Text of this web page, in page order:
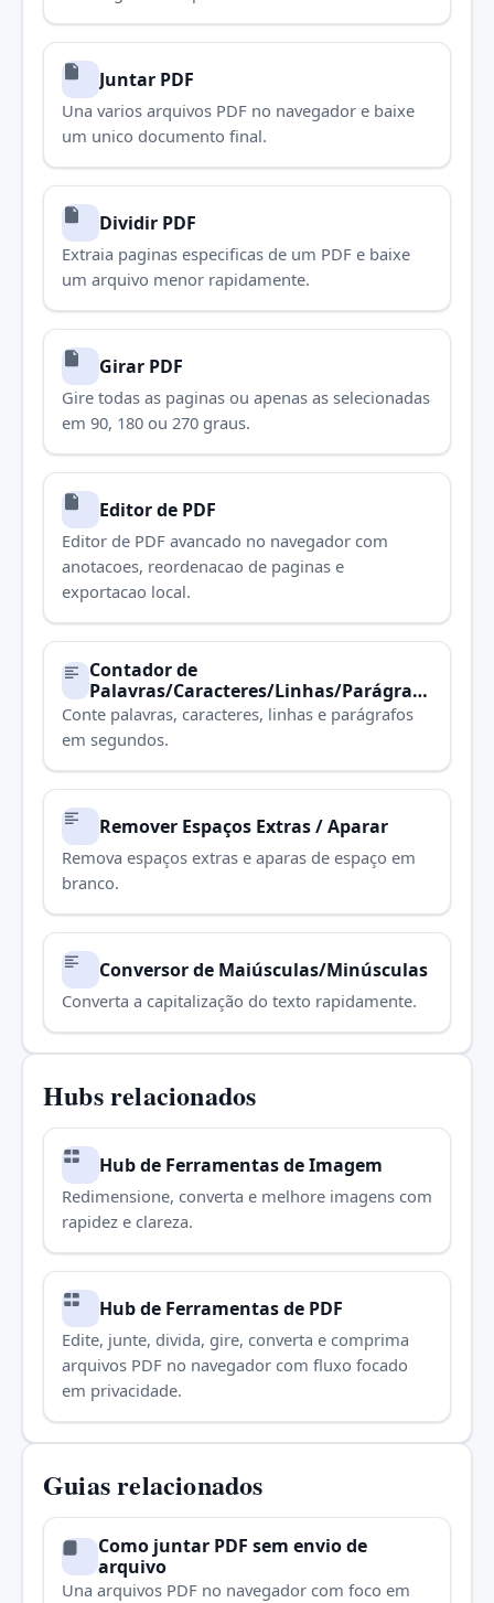
rapidamente.
Juntar PDF
Una varios arquivos PDF no navegador e baixe
um unico documento final.
Dividir PDF
Extraia paginas especificas de um PDF e baixe
um arquivo menor rapidamente.
Girar PDF
Gire todas as paginas ou apenas as selecionadas
em 90, 180 ou 270 graus.
Editor de PDF
Editor de PDF avancado no navegador com
anotacoes, reordenacao de paginas e
exportacao local.
Contador de
Palavras/Caracteres/Linhas/Parágrafo
s
Conte palavras, caracteres, linhas e parágrafos
em segundos.
Remover Espaços Extras / Aparar
Remova espaços extras e aparas de espaço em
branco.
Conversor de Maiúsculas/Minúsculas
Converta a capitalização do texto rapidamente.
Hubs relacionados
Hub de Ferramentas de Imagem
Redimensione, converta e melhore imagens com
rapidez e clareza.
Hub de Ferramentas de PDF
Edite, junte, divida, gire, converta e comprima
arquivos PDF no navegador com fluxo focado
em privacidade.
Guias relacionados
Como juntar PDF sem envio de
arquivo
Una arquivos PDF no navegador com foco em